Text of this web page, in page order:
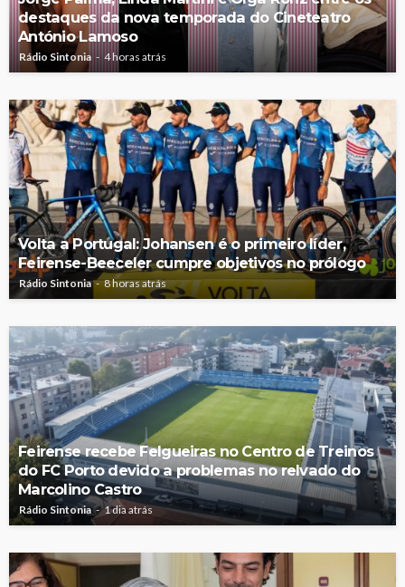
destaques da nova temporada do Cineteatro
António Lamoso
Rádio Sintonia 4 horas atrás
Volta a Portugal: Johansen é o primeiro líder,
Feirense-Beeceler cumpre objetivos no prólogo
Rádio Sintonia 8 horas atrás
Feirense recebe Felgueiras no Centro de Treinos
do FC Porto devido a problemas no relvado do
Marcolino Castro
Rádio Sintonia 1 dia atrás